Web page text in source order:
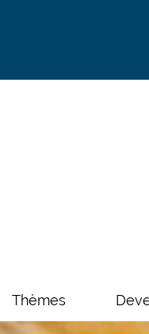
Thèmes